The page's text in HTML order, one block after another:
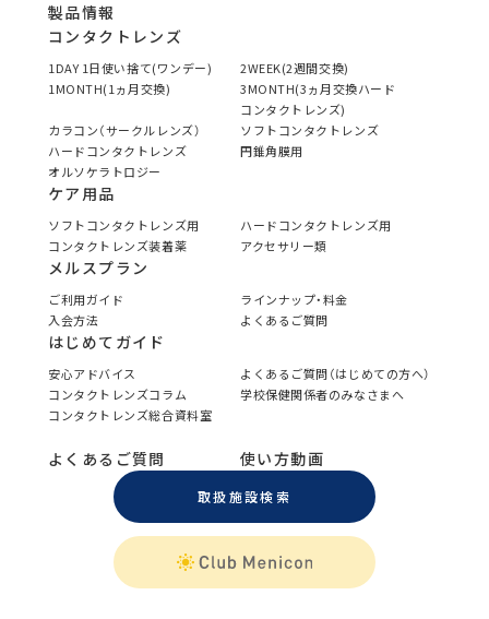
製品情報
コンタクトレンズ
1DAY 1日使い捨て(ワンデー)
2WEEK(2週間交換)
1MONTH(1ヵ月交換)
3MONTH(3ヵ月交換ハード
コンタクトレンズ)
カラコン（サークルレンズ）
ソフトコンタクトレンズ
ハードコンタクトレンズ
円錐角膜用
オルソケラトロジー
ケア用品
ソフトコンタクトレンズ用
ハードコンタクトレンズ用
コンタクトレンズ装着薬
アクセサリー類
メルスプラン
ご利用ガイド
ラインナップ・料金
入会方法
よくあるご質問
はじめてガイド
安心アドバイス
よくあるご質問（はじめての方へ）
コンタクトレンズコラム
学校保健関係者のみなさまへ
コンタクトレンズ総合資料室
よくあるご質問 使い方動画
取扱施設検索